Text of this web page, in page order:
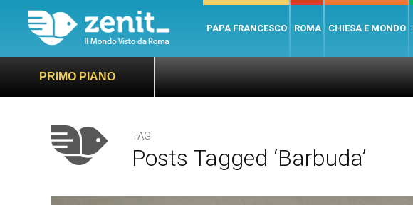
PAPA FRANCESCO ROMA CHIESA E MONDO
PRIMO PIANO
TAG
Posts Tagged ‘Barbuda’